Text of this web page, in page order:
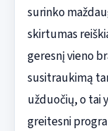
surinko
skirtumas
geresnį vieno
susitraukimą
užduočių, o tai
greitesni